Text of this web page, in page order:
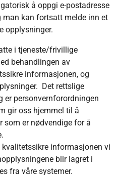
å oppgi e-postadresse
man kan fortsatt melde inn et
opplysninger.
i tjeneste/frivillige
behandlingen av
informasjonen, og
Det rettslige
er personvernforordningen
gir oss hjemmel til å
som er nødvendige for å
kvalitetssikre informasjonen vi
blir lagret i
fra våre systemer.